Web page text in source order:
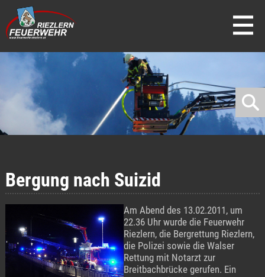
direkt zur Navigation
direkt zum Inhalt
Bergung nach Suizid
Am Abend des 13.02.2011, um
22.36 Uhr wurde die Feuerwehr
Riezlern, die Bergrettung Riezlern,
die Polizei sowie die Walser
Rettung mit Notarzt zur
Breitbachbrücke gerufen. Ein